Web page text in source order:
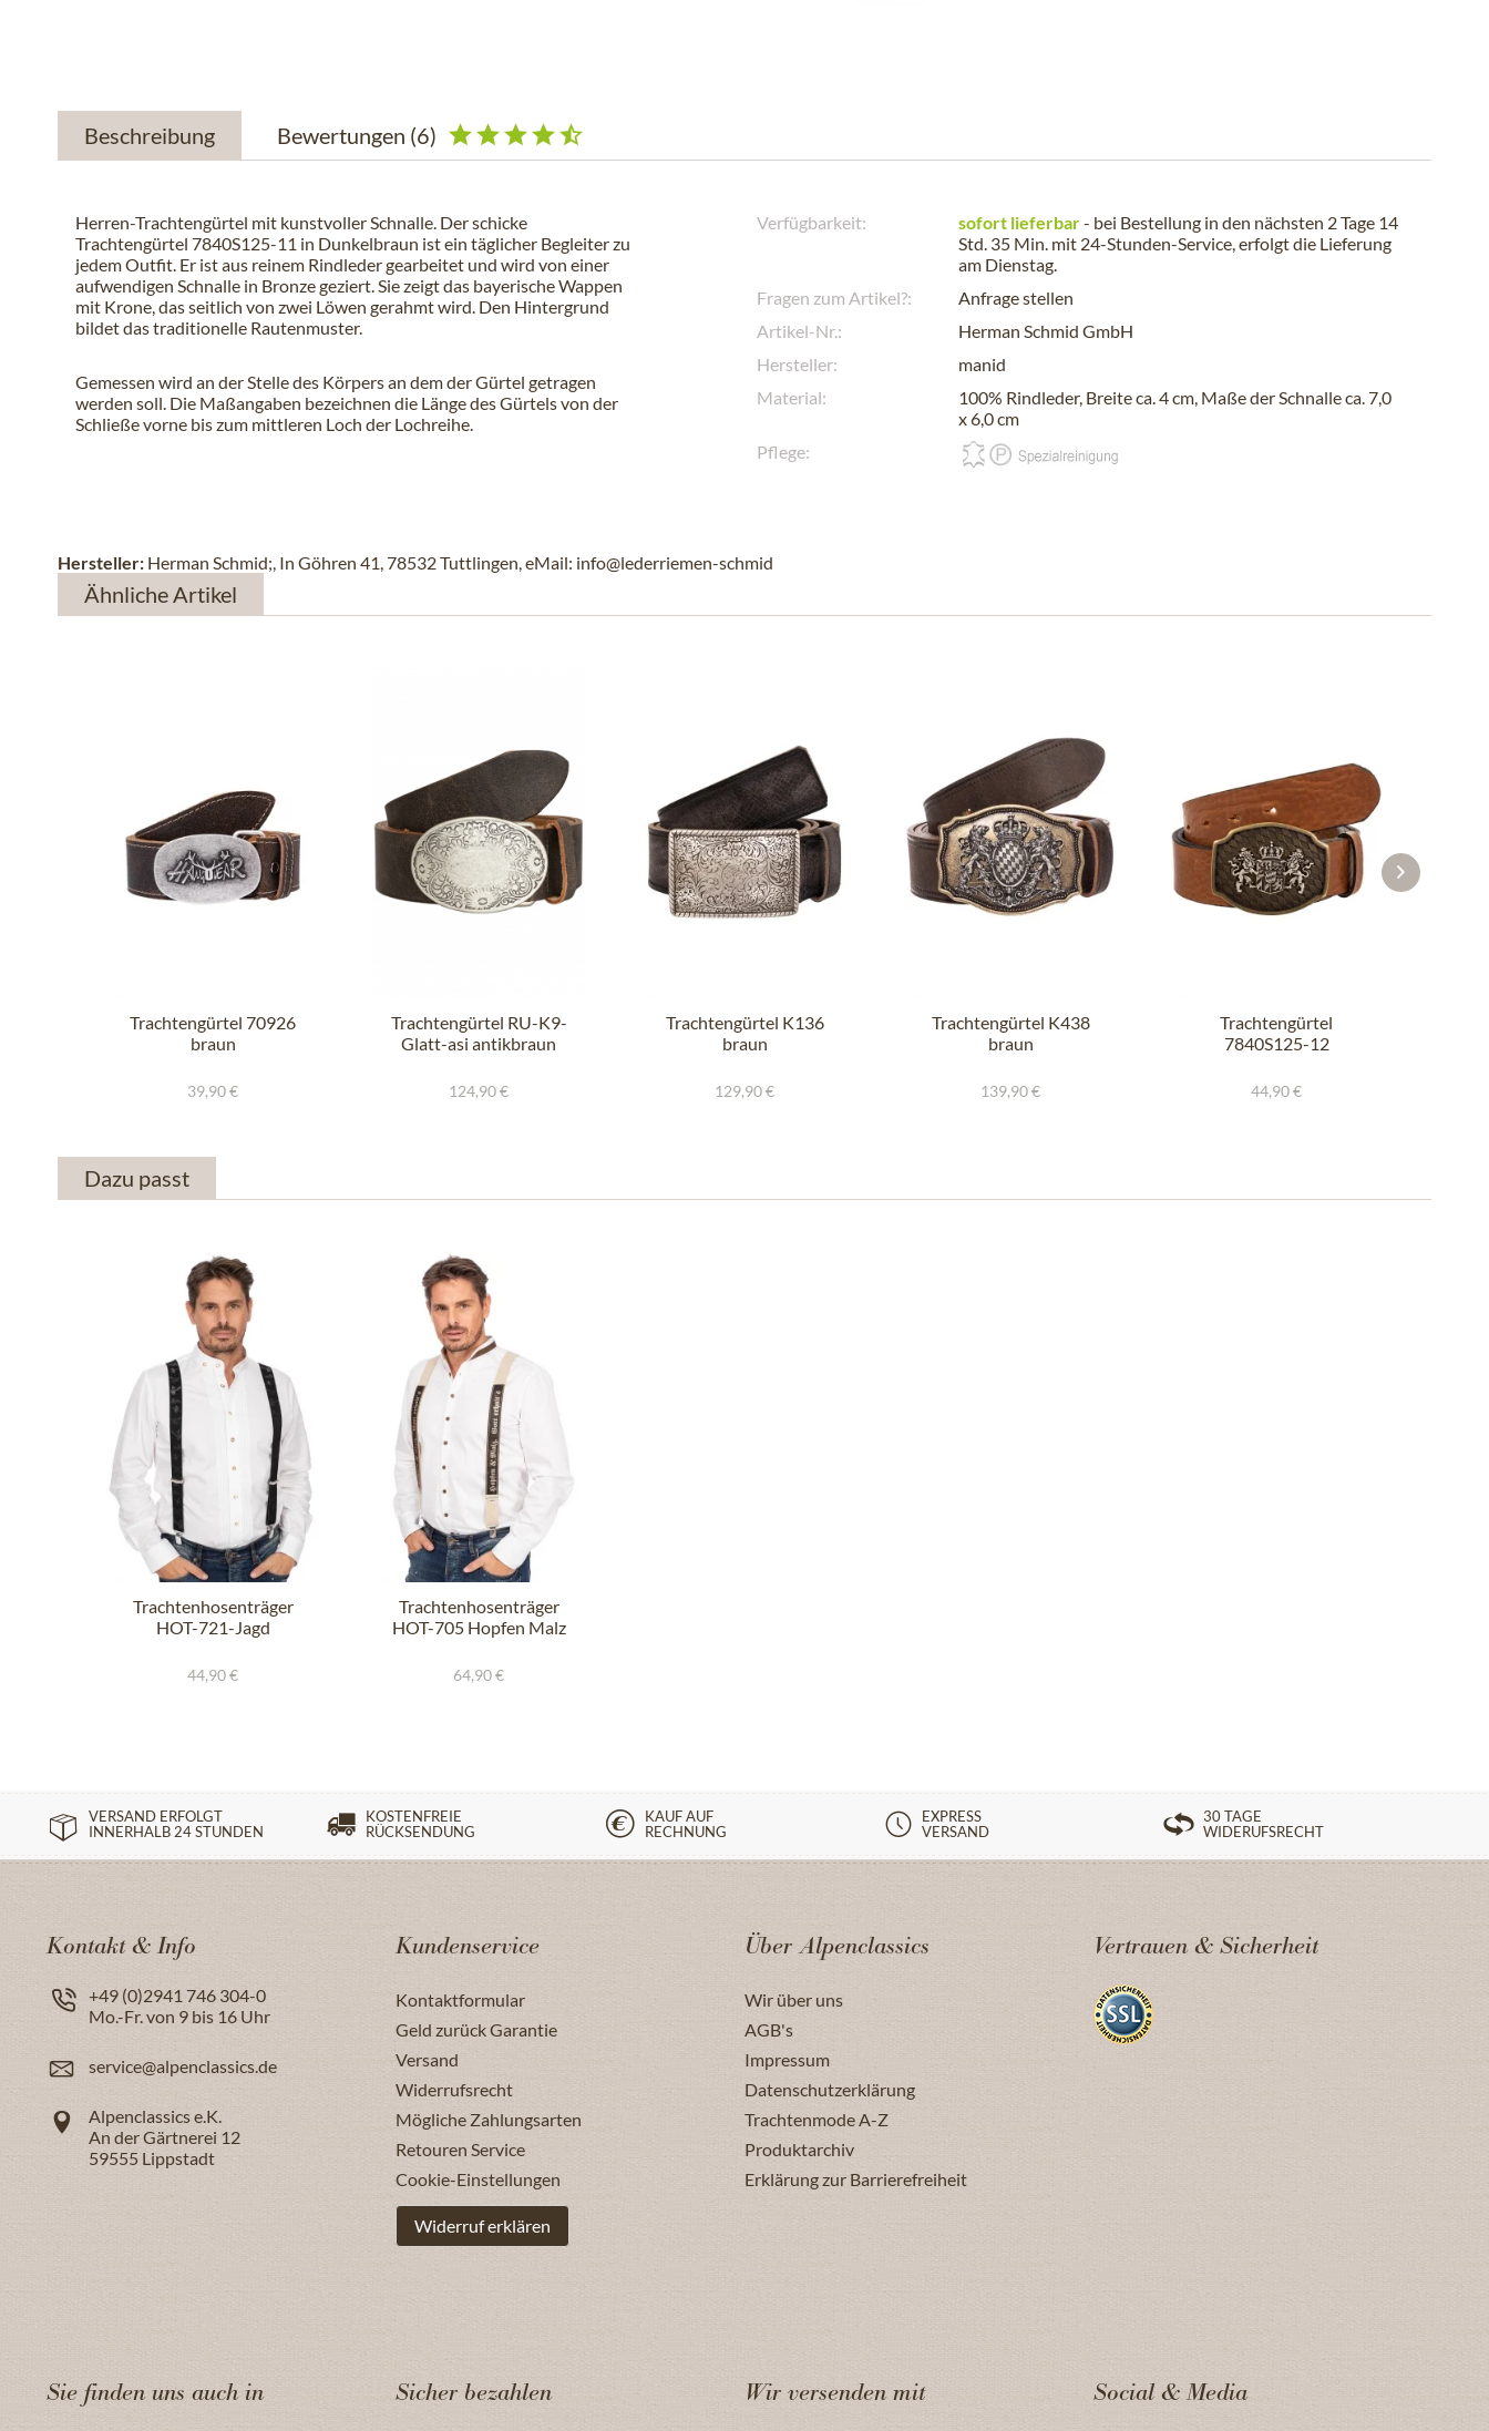
Beschreibung Bewertungen (6)
Herren-Trachtengürtel mit kunstvoller Schnalle. Der schicke
Trachtengürtel 7840S125-11 in Dunkelbraun ist ein täglicher Begleiter zu
jedem Outfit. Er ist aus reinem Rindleder gearbeitet und wird von einer
aufwendigen Schnalle in Bronze geziert. Sie zeigt das bayerische Wappen
mit Krone, das seitlich von zwei Löwen gerahmt wird. Den Hintergrund
bildet das traditionelle Rautenmuster.
Gemessen wird an der Stelle des Körpers an dem der Gürtel getragen
werden soll. Die Maßangaben bezeichnen die Länge des Gürtels von der
Schließe vorne bis zum mittleren Loch der Lochreihe.
Verfügbarkeit: sofort lieferbar- bei Bestellung in den nächsten 2 Tage 14
Std. 35 Min. mit 24-Stunden-Service, erfolgt die Lieferung
am Dienstag.
Fragen zum Artikel?:
Anfrage stellen
Artikel-Nr.:
Herman Schmid GmbH
Hersteller:
manid
Material:
100% Rindleder, Breite ca. 4 cm, Maße der Schnalle ca. 7,0
x 6,0 cm
Pflege:
Hersteller: Herman Schmid;, In Göhren 41, 78532 Tuttlingen, eMail: info@lederriemen-schmid
Ähnliche Artikel
Trachtengürtel 70926
braun
39,90 €
Trachtengürtel RU-K9-
Glatt-asi antikbraun
124,90 €
Trachtengürtel K136
braun
129,90 €
Trachtengürtel K438
braun
139,90 €
Trachtengürtel
7840S125-12
44,90 €
Dazu passt
Trachtenhosenträger
HOT-721-Jagd
44,90 €
Trachtenhosenträger
HOT-705 Hopfen Malz
64,90 €
VERSAND ERFOLGT
INNERHALB 24 STUNDEN
KOSTENFREIE
RÜCKSENDUNG
KAUF AUF
RECHNUNG
EXPRESS
VERSAND
30 TAGE
WIDERUFSRECHT
Kontakt & Info
+49 (0)2941 746 304-0
Mo.-Fr. von 9 bis 16 Uhr
service@alpenclassics.de
Alpenclassics e.K.
An der Gärtnerei 12
59555 Lippstadt
Kundenservice
Kontaktformular
Geld zurück Garantie
Versand
Widerrufsrecht
Mögliche Zahlungsarten
Retouren Service
Cookie-Einstellungen
Widerruf erklären
Über Alpenclassics
Wir über uns
AGB's
Impressum
Datenschutzerklärung
Trachtenmode A-Z
Produktarchiv
Erklärung zur Barrierefreiheit
Vertrauen & Sicherheit
Sie finden uns auch in Sicher bezahlen Wir versenden mit Social & Media